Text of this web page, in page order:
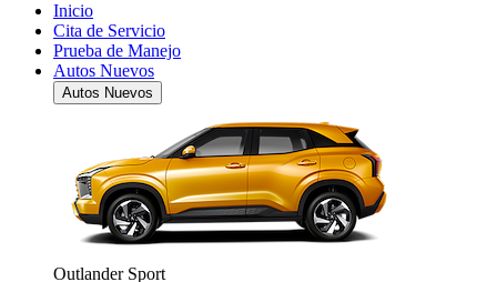
Inicio
Cita de Servicio
Prueba de Manejo
Autos Nuevos
Autos Nuevos
Outlander Sport